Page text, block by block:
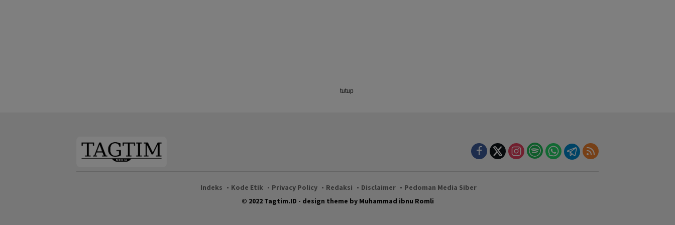
Indeks Kode Etik Privacy Policy Redaksi Disclaimer
Pedoman Media Siber
© 2022 Tagtim.ID - design theme by Muhammad ibnu Romli
tutup